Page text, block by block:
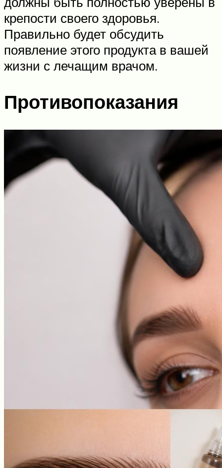
крепости своего здоровья.
Правильно будет обсудить
появление этого продукта в вашей
жизни с лечащим врачом.
Противопоказания